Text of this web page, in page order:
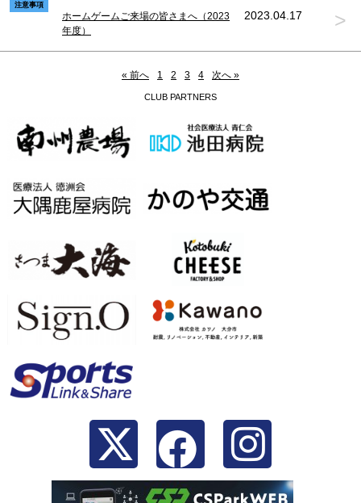
注意事項
ホームゲームご来場の皆さまへ（2023
年度）
2023.04.17 >
« 前へ 1 2 3 4 次へ »
CLUB PARTNERS